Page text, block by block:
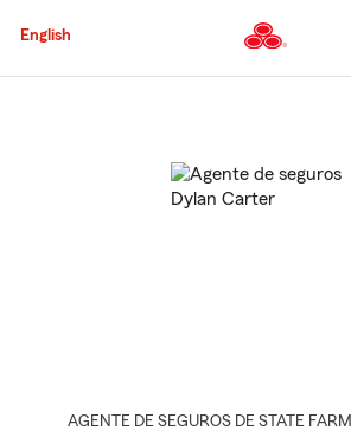
al
principal
English
AGENTE DE SEGUROS DE STATE FARM